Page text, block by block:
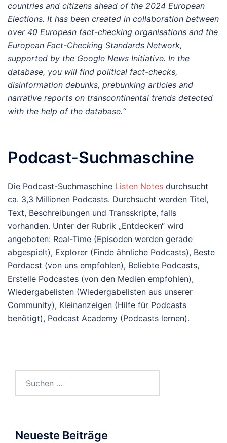
countries and citizens ahead of the 2024 European
Elections. It has been created in collaboration between
over 40 European fact-checking organisations and the
European Fact-Checking Standards Network,
supported by the Google News Initiative. In the
database, you will find political fact-checks,
disinformation debunks, prebunking articles and
narrative reports on transcontinental trends detected
with the help of the database.“
Podcast-Suchmaschine
Die Podcast-Suchmaschine Listen Notes durchsucht
ca. 3,3 Millionen Podcasts. Durchsucht werden Titel,
Text, Beschreibungen und Transskripte, falls
vorhanden. Unter der Rubrik „Entdecken“ wird
angeboten: Real-Time (Episoden werden gerade
abgespielt), Explorer (Finde ähnliche Podcasts), Beste
Pordacst (von uns empfohlen), Beliebte Podcasts,
Erstelle Podcastes (von den Medien empfohlen),
Wiedergabelisten (Wiedergabelisten aus unserer
Community), Kleinanzeigen (Hilfe für Podcasts
benötigt), Podcast Academy (Podcasts lernen).
Neueste Beiträge